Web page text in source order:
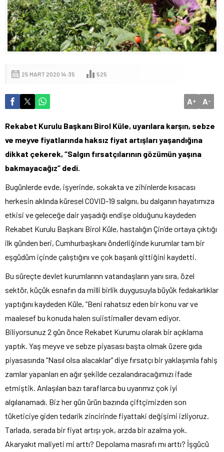
25 MART 2020 14:35 525
A+ A-
Rekabet Kurulu Başkanı Birol Küle, uyarılara karşın, sebze
ve meyve fiyatlarında haksız fiyat artışları yaşandığına
dikkat çekerek, “Salgın fırsatçılarının gözümün yaşına
bakmayacağız” dedi.
Bugünlerde evde, işyerinde, sokakta ve zihinlerde kısacası
herkesin aklında küresel COVID-19 salgını, bu dalganın hayatımıza
etkisi ve geleceğe dair yaşadığı endişe olduğunu kaydeden
Rekabet Kurulu Başkanı Birol Küle, hastalığın Çin’de ortaya çıktığı
ilk günden beri, Cumhurbaşkanı önderliğinde kurumlar tam bir
eşgüdüm içinde çalıştığını ve çok başarılı gittiğini kaydetti.
Bu süreçte devlet kurumlarınn vatandaşların yanı sıra, özel
sektör, küçük esnafın da milli birlik duygusuyla büyük fedakarlıklar
yaptığını kaydeden Küle, “Beni rahatsız eden bir konu var ve
maalesef bu konuda halen suiistimaller devam ediyor.
Biliyorsunuz 2 gün önce Rekabet Kurumu olarak bir açıklama
yaptık. Yaş meyve ve sebze piyasası başta olmak üzere gıda
piyasasında “Nasıl olsa alacaklar” diye fırsatçı bir yaklaşımla fahiş
zamlar yapanları en ağır şekilde cezalandıracağımızı ifade
etmiştik. Anlaşılan bazı taraflarca bu uyarımız çok iyi
algılanamadı. Biz her gün ürün bazında çiftçimizden son
tüketiciye giden tedarik zincirinde fiyattaki değişimi izliyoruz.
Tarlada, serada bir fiyat artışı yok, arzda bir azalma yok.
Akaryakıt maliyeti mi arttı? Depolama masrafı mı arttı? İşgücü